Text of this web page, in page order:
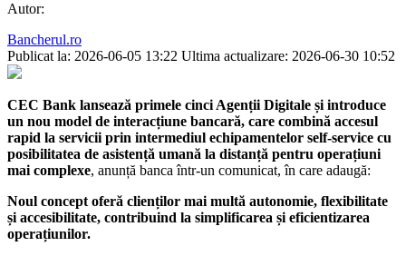
Autor:
Bancherul.ro
Publicat la: 2026-06-05 13:22 Ultima actualizare: 2026-06-30 10:52
CEC Bank lansează primele cinci Agenții Digitale și introduce
un nou model de interacțiune bancară, care combină accesul
rapid la servicii prin intermediul echipamentelor self-service cu
posibilitatea de asistență umană la distanță pentru operațiuni
mai complexe, anunță banca într-un comunicat, în care adaugă:
Noul concept oferă clienților mai multă autonomie, flexibilitate
și accesibilitate, contribuind la simplificarea și eficientizarea
operațiunilor.